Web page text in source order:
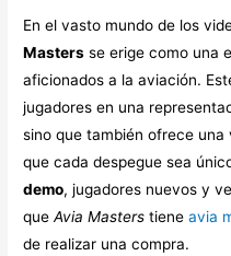
En el vasto mundo de los
Masters se erige como una
aficionados a la aviación.
jugadores en una
sino que también ofrece una
que cada despegue sea
demo, jugadores nuevos y
queAvia Masters tieneavia
de realizar una compra.